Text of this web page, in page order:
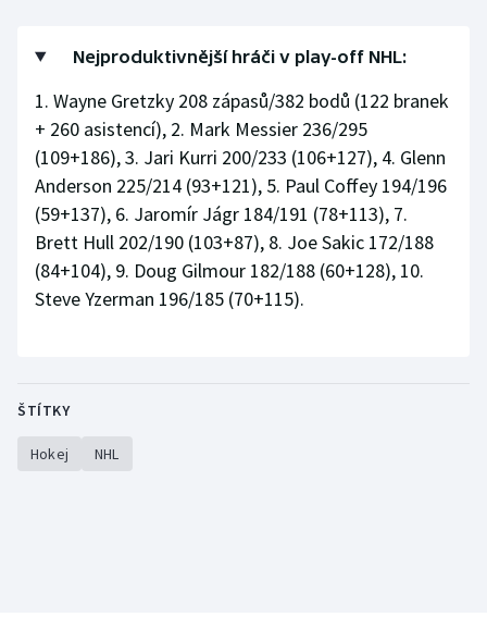
Parasport
Plavání
Plážový volejbal
Ragby
Nejproduktivnější hráči v play-off NHL:
1. Wayne Gretzky 208 zápasů/382 bodů (122 branek
+ 260 asistencí), 2. Mark Messier 236/295
(109+186), 3. Jari Kurri 200/233 (106+127), 4. Glenn
Anderson 225/214 (93+121), 5. Paul Coffey 194/196
(59+137), 6. Jaromír Jágr 184/191 (78+113), 7.
Brett Hull 202/190 (103+87), 8. Joe Sakic 172/188
(84+104), 9. Doug Gilmour 182/188 (60+128), 10.
Steve Yzerman 196/185 (70+115).
ŠTÍTKY
Hokej NHL